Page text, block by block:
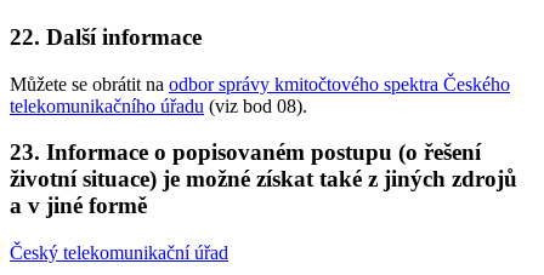
22. Další informace
Můžete se obrátit na odbor správy kmitočtového spektra Českého
telekomunikačního úřadu (viz bod 08).
23. Informace o popisovaném postupu (o řešení
životní situace) je možné získat také z jiných zdrojů
a v jiné formě
Český telekomunikační úřad